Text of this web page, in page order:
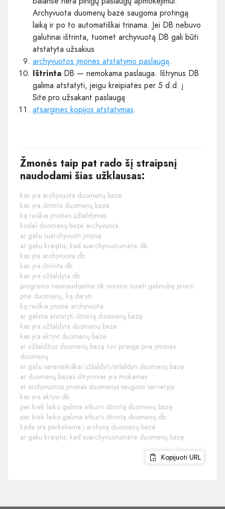
Archyvuota duomenų bazė saugoma protingą
laiką ir po to automatiškai trinama. Jei DB nebuvo
galutinai ištrinta, tuomet archyvuotą DB gali būti
atstatyta užsakius
archyvuotos įmonės atstatymo paslaugą.
Ištrinta DB — nemokama paslauga. Ištrynus DB
galima atstatyti, jeigu kreipiatės per 5 d.d. į
Site.pro užsakant paslaugą
atsarginės kopijos atstatymas.
Žmonės taip pat rado šį straipsnį
naudodami šias užklausas:
kas yra archyvuota duomenų bazė
kas yra ištrinta duomenų bazė
ką reiškia įmonės užšaldymas
kodėl duomenų bazė archyvuota
ar galiu suarchyvuoti įmonę
ar galiu kreiptis, kad suarchyvuotumėte db
kas yra archyvuota db
kas yra ištrinta db
kas yra užšaldyta db
programa nesinaudosime tik norime turėti galimybę prieiti
prie duomenų, ką daryti
ką reiškia įmonė archyvuota
ar galima atstatyti ištrintą duomenų bazę
kas yra užšaldyta duomenų bazė
kas yra aktyvi duomenų bazė
ar užšaldžius duomenų bazę turi prieiga prie įmonės
duomenų
ar galiu savarankiškai užšaldyti/atšaldyti duomenų bazę
ar duomenų bazės ištrynimas yra mokamas
ar archyvuotos įmonės duomenys saugomi serveryje
kas yra aktyvi db
per kiek laiko galima atkurti ištrintą duomenų bazę
per kiek laiko galima atkurti ištrintą duomenų db
kada yra perkeliama į archyvą duomenų bazė
ar galiu kreiptis, kad suarchyvuotumėte duomenų bazę
Kopijuoti URL